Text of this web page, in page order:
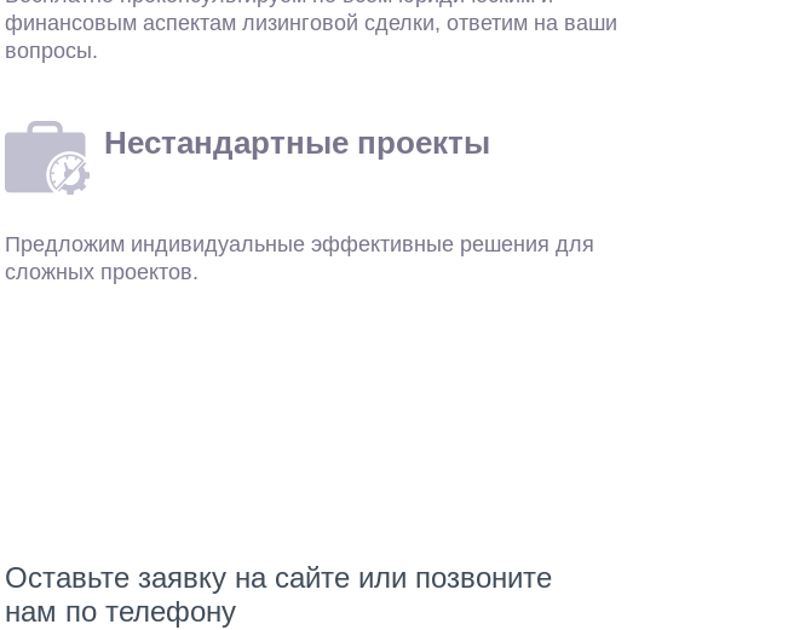
Нестандартные проекты
финансовым аспектам лизинговой сделки, ответим на ваши
вопросы.
Предложим индивидуальные эффективные решения для
сложных проектов.
Оставьте заявку на сайте или позвоните
нам по телефону